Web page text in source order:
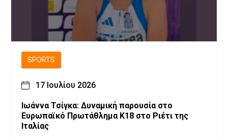
SPORTS
17 Ιουλίου 2026
Ιωάννα Τσίγκα: Δυναμική παρουσία στο
Ευρωπαϊκό Πρωτάθλημα Κ18 στο Ριέτι της
Ιταλίας